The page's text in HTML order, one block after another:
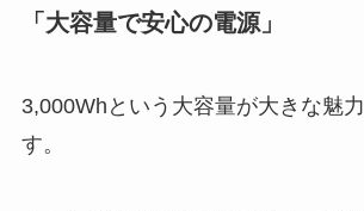
「大容量で安心の電源」
3,000Whという大容量が大きな魅
す。